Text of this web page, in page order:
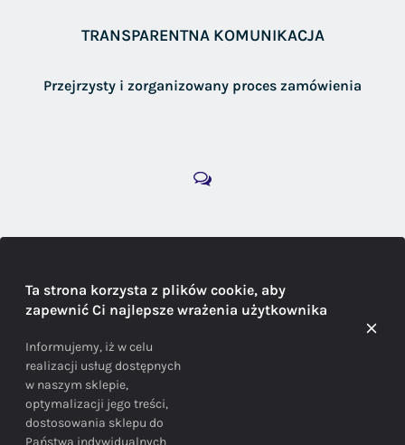
TRANSPARENTNA KOMUNIKACJA
Przejrzysty i zorganizowany proces zamówienia
Doradzamy na każdym etapie zakupu
Ta strona korzysta z plików cookie, aby
zapewnić Ci najlepsze wrażenia użytkownika
Informujemy, iż w celu
realizacji usług dostępnych
w naszym sklepie,
optymalizacji jego treści,
dostosowania sklepu do
Państwa indywidualnych